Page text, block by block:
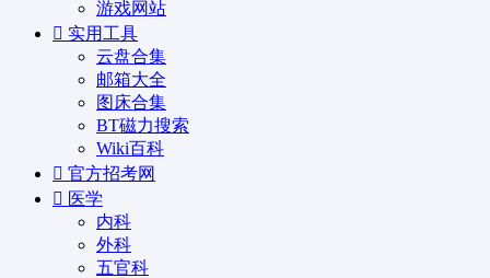
游戏网站
实用工具
云盘合集
邮箱大全
图床合集
BT磁力搜索
Wiki百科
官方招考网
医学
内科
外科
五官科